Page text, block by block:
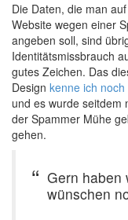
Die Daten, die man
Website wegen einer
angeben soll, sind
Identitätsmissbrauch
gutes Zeichen. Das
Design kenne ich
und es wurde seitdem
der Spammer Mühe
gehen.
Gern haben
wünschen